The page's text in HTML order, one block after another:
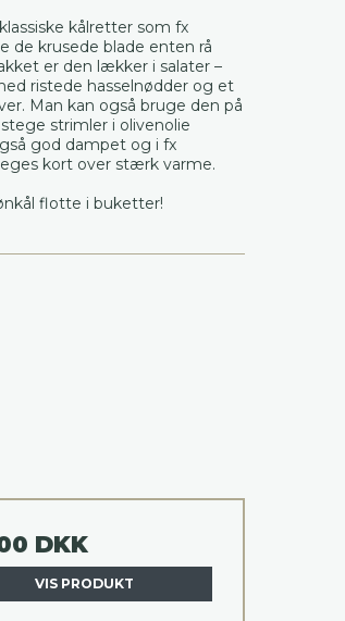
kålretter som fx
de krusede blade enten rå
er den lækker i salater –
ristede hasselnødder og et
Man kan også bruge den på
strimler i olivenolie
god dampet og i fx
kort over stærk varme.
flotte i buketter!
DKK
VIS PRODUKT